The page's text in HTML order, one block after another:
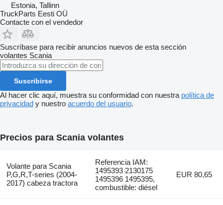
Estonia, Tallinn
TruckParts Eesti OÜ
Contacte con el vendedor
Suscríbase para recibir anuncios nuevos de esta sección
volantes Scania
Suscribirse
Al hacer clic aquí, muestra su conformidad con nuestra política de
privacidad y nuestro acuerdo del usuario.
Precios para Scania volantes
Volante para Scania
P,G,R,T-series (2004-
2017) cabeza tractora
Referencia IAM:
1495393 2130175
1495396 1495395,
combustible: diésel
EUR 80,65